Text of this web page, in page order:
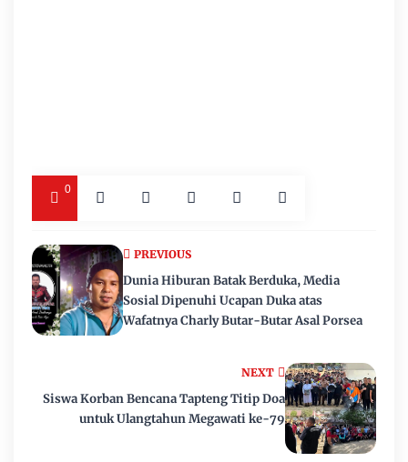
0
NEXT
Siswa Korban Bencana Tapteng Titip Doa
untuk Ulangtahun Megawati ke-79
PREVIOUS
Dunia Hiburan Batak Berduka, Media
Sosial Dipenuhi Ucapan Duka atas
Wafatnya Charly Butar-Butar Asal Porsea